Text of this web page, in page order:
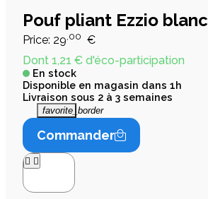
Pouf pliant Ezzio blanc
Price: 29 ,00 €
Dont 1,21 € d'éco-participation
En stock
Disponible en magasin dans 1h
Livraison sous 2 à 3 semaines
favorite_border
Commander
 